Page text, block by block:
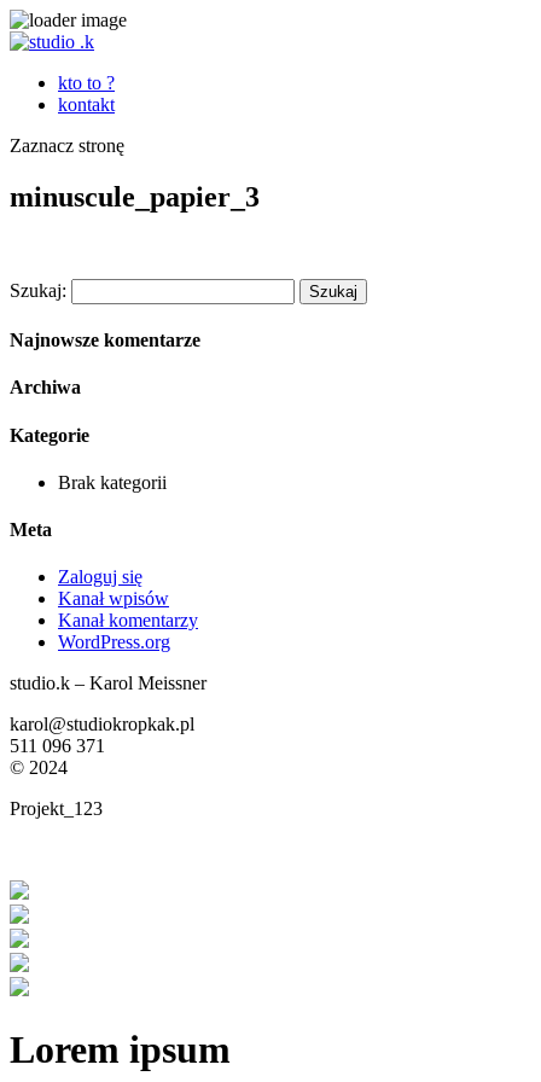
kto to ?
kontakt
Zaznacz stronę
minuscule_papier_3
Szukaj:
Najnowsze komentarze
Archiwa
Kategorie
Brak kategorii
Meta
Zaloguj się
Kanał wpisów
Kanał komentarzy
WordPress.org
studio.k – Karol Meissner
karol@studiokropkak.pl
511 096 371
© 2024
Projekt_123
Lorem ipsum